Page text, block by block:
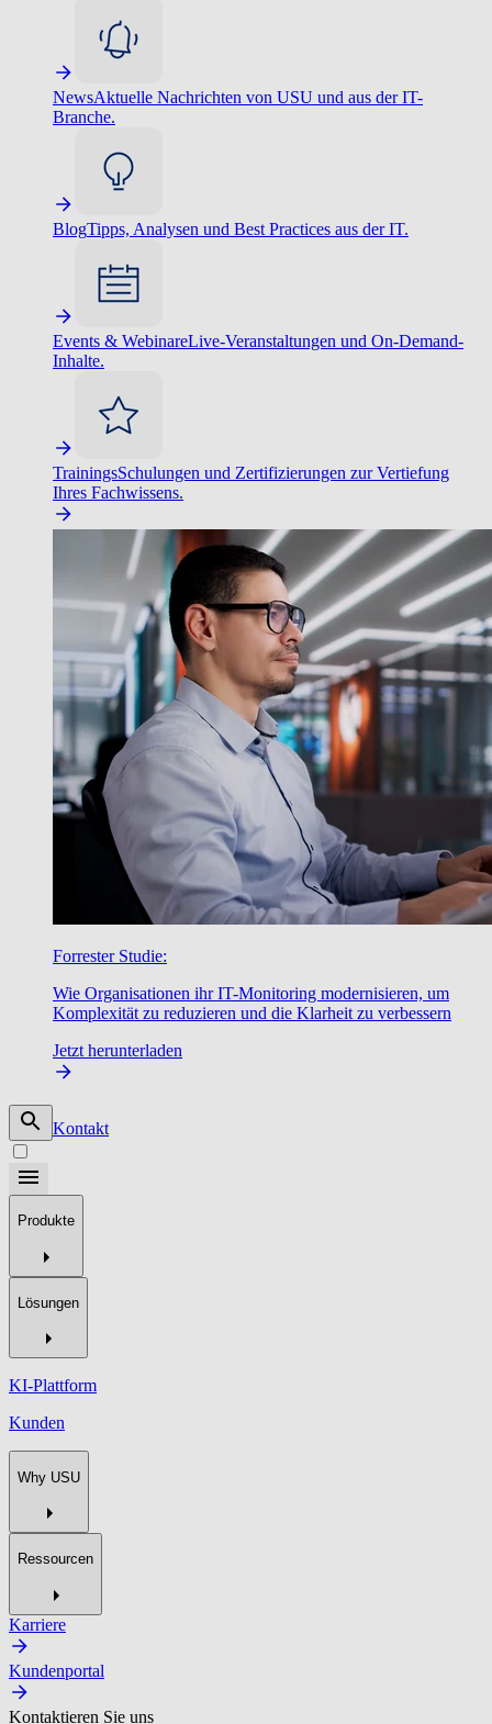
NewsAktuelle Nachrichten von USU und aus der IT-
Branche.
BlogTipps, Analysen und Best Practices aus der IT.
Events & WebinareLive-Veranstaltungen und On-Demand-
Inhalte.
TrainingsSchulungen und Zertifizierungen zur Vertiefung
Ihres Fachwissens.
Forrester Studie:
Wie Organisationen ihr IT-Monitoring modernisieren, um
Komplexität zu reduzieren und die Klarheit zu verbessern
Jetzt herunterladen
Kontakt
Produkte
Lösungen
KI-Plattform
Kunden
Why USU
Ressourcen
Karriere
Kundenportal
Kontaktieren Sie uns